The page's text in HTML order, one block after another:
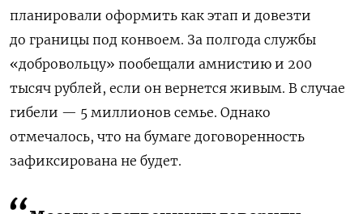
планировали оформить как этап и довезти
до границы под конвоем. За полгода службы
«добровольцу» пообещали амнистию и 200
тысяч рублей, если он вернется живым. В случае
гибели — 5 миллионов семье. Однако
отмечалось, что на бумаге договоренность
зафиксирована не будет.